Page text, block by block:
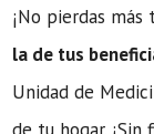
¡No pierdas más
la de tus
Unidad de
de tu hogar. ¡Sin